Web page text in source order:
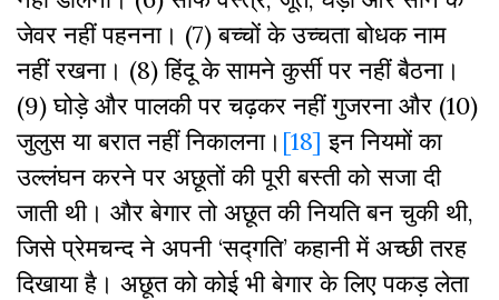
जेवर नहीं पहनना। (7) बच्चों के उच्चता बोधक नाम
नहीं रखना। (8) हिंदू के सामने कुर्सी पर नहीं बैठना।
(9) घोड़े और पालकी पर चढ़कर नहीं गुजरना और (10)
जुलुस या बरात नहीं निकालना। [18] इन नियमों का
उल्लंघन करने पर अछूतों की पूरी बस्ती को सजा दी
जाती थी। और बेगार तो अछूत की नियति बन चुकी थी,
जिसे प्रेमचन्द ने अपनी ‘सद्गति’ कहानी में अच्छी तरह
दिखाया है। अछूत को कोई भी बेगार के लिए पकड़ लेता